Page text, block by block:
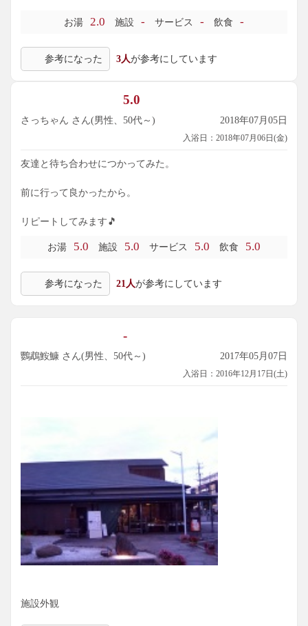
お湯 2.0 施設 - サービス - 飲食 -
参考になった 3人が参考にしています
5.0
さっちゃん さん(男性、50代～) 2018年07月05日
入浴日：2018年07月06日(金)
友達と待ち合わせにつかってみた。
前に行って良かったから。
リピートしてみます🎵
お湯 5.0 施設 5.0 サービス 5.0 飲食 5.0
参考になった 21人が参考にしています
-
鸚鵡鮟鱇 さん(男性、50代～) 2017年05月07日
入浴日：2016年12月17日(土)
施設外観